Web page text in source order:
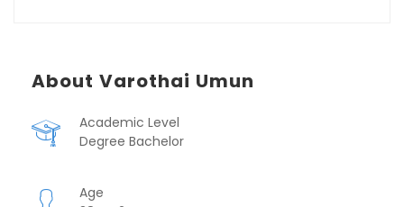
About Varothai Umun
Academic Level
Degree Bachelor
Age